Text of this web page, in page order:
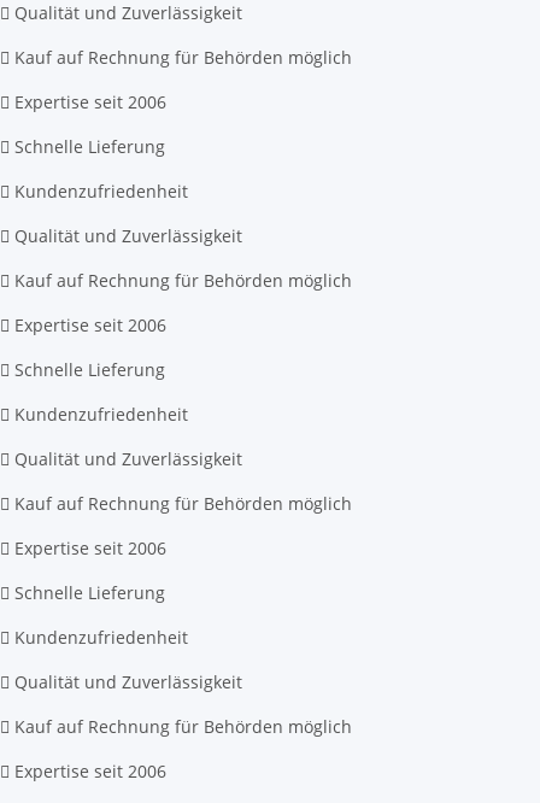
Qualität und Zuverlässigkeit
Kauf auf Rechnung für Behörden möglich
Expertise seit 2006
Schnelle Lieferung
Kundenzufriedenheit
Qualität und Zuverlässigkeit
Kauf auf Rechnung für Behörden möglich
Expertise seit 2006
Schnelle Lieferung
Kundenzufriedenheit
Qualität und Zuverlässigkeit
Kauf auf Rechnung für Behörden möglich
Expertise seit 2006
Schnelle Lieferung
Kundenzufriedenheit
Qualität und Zuverlässigkeit
Kauf auf Rechnung für Behörden möglich
Expertise seit 2006